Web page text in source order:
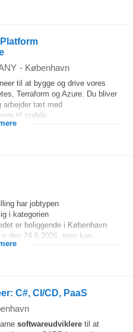
- København
til at bygge og drive vores
Terraform og Azure. Du bliver
arbejder tæt med
til stabile...
har jobtypen
i kategorien
er beliggende i København
den 24.6.2026, men kan...
C#, CI/CD, PaaS
softwareudviklere til at